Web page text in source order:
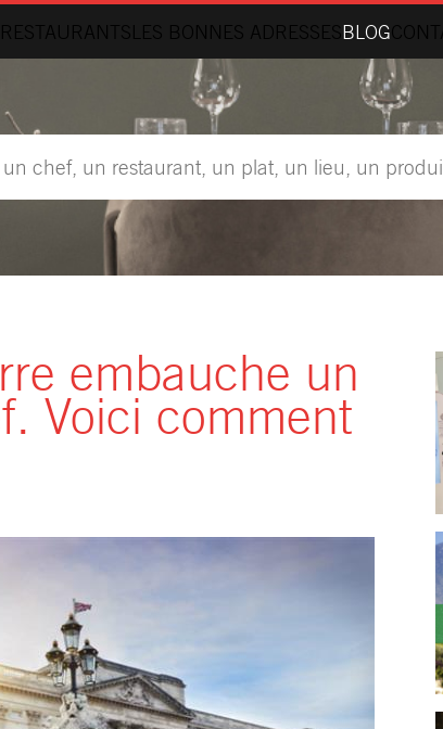
LES BONNES ADRESSESBLOG
embauche un
Voici comment